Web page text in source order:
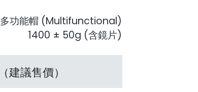
多功能帽 (Multifunctional)
1400 ± 50g (含鏡片)
（建議售價）